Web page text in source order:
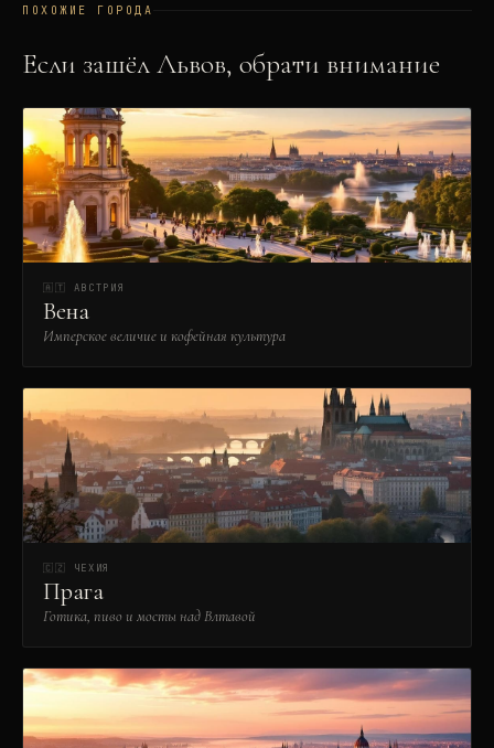
ПОХОЖИЕ ГОРОДА
Если зашёлЛьвов, обрати внимание
🇦🇹 АВСТРИЯ
Вена
Имперское величие и кофейная культура
🇨🇿 ЧЕХИЯ
Прага
Готика, пиво и мосты над Влтавой